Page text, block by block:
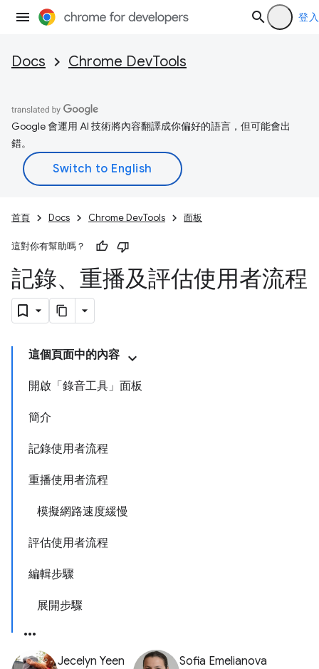
登入
Docs Chrome DevTools
Google 會運用 AI 技術將內容翻譯成你偏好的語言，但可能會出
錯。
首頁 Docs Chrome DevTools 面板
這對你有幫助嗎？
記錄、重播及評估使用者流程
這個頁面中的內容
開啟「錄音工具」面板
簡介
記錄使用者流程
重播使用者流程
模擬網路速度緩慢
評估使用者流程
編輯步驟
展開步驟
Jecelyn Yeen Sofia Emelianova